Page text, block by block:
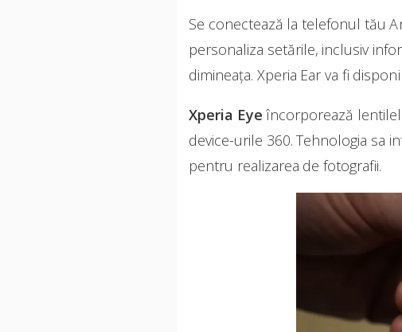
Se conectează la telefonul tău
personaliza setările, inclusiv
dimineața. Xperia Ear va fi
Xperia Eye încorporează
device-urile 360. Tehnologia sa
pentru realizarea de fotografii.